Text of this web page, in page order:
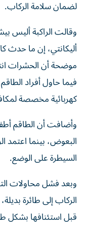
لضمان سلامة الركاب.
وقالت الراكبة أليس
أليكانتي، إن ما حدث
موضحة أن الحشرات
فيما حاول أفراد
كهربائية مخصصة
وأضافت أن الطاقم
البعوض، بينما اعتمد
السيطرة على الوضع.
وبعد فشل محاولات
قبل استئنافها بشكل